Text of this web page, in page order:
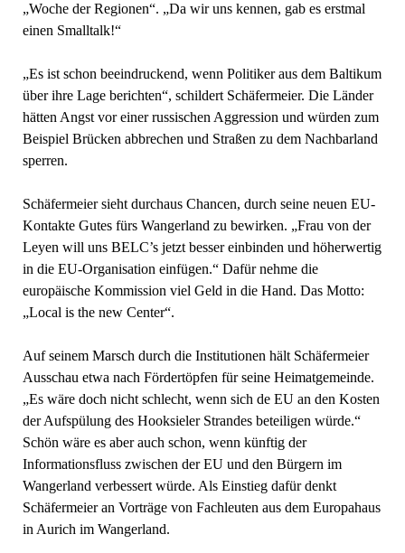
„Woche der Regionen“. „Da wir uns kennen, gab es erstmal
einen Smalltalk!“
„Es ist schon beeindruckend, wenn Politiker aus dem Baltikum
über ihre Lage berichten“, schildert Schäfermeier. Die Länder
hätten Angst vor einer russischen Aggression und würden zum
Beispiel Brücken abbrechen und Straßen zu dem Nachbarland
sperren.
Schäfermeier sieht durchaus Chancen, durch seine neuen EU-
Kontakte Gutes fürs Wangerland zu bewirken. „Frau von der
Leyen will uns BELC’s jetzt besser einbinden und höherwertig
in die EU-Organisation einfügen.“ Dafür nehme die
europäische Kommission viel Geld in die Hand. Das Motto:
„Local is the new Center“.
Auf seinem Marsch durch die Institutionen hält Schäfermeier
Ausschau etwa nach Fördertöpfen für seine Heimatgemeinde.
„Es wäre doch nicht schlecht, wenn sich de EU an den Kosten
der Aufspülung des Hooksieler Strandes beteiligen würde.“
Schön wäre es aber auch schon, wenn künftig der
Informationsfluss zwischen der EU und den Bürgern im
Wangerland verbessert würde. Als Einstieg dafür denkt
Schäfermeier an Vorträge von Fachleuten aus dem Europahaus
in Aurich im Wangerland.